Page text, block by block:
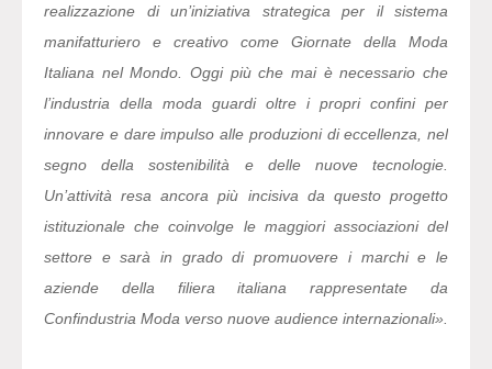
realizzazione di un’iniziativa strategica per il sistema
manifatturiero e creativo come Giornate della Moda
Italiana nel Mondo. Oggi più che mai è necessario che
l’industria della moda guardi oltre i propri confini per
innovare e dare impulso alle produzioni di eccellenza, nel
segno della sostenibilità e delle nuove tecnologie.
Un’attività resa ancora più incisiva da questo progetto
istituzionale che coinvolge le maggiori associazioni del
settore e sarà in grado di promuovere i marchi e le
aziende della filiera italiana rappresentate da
Confindustria Moda verso nuove audience internazionali».